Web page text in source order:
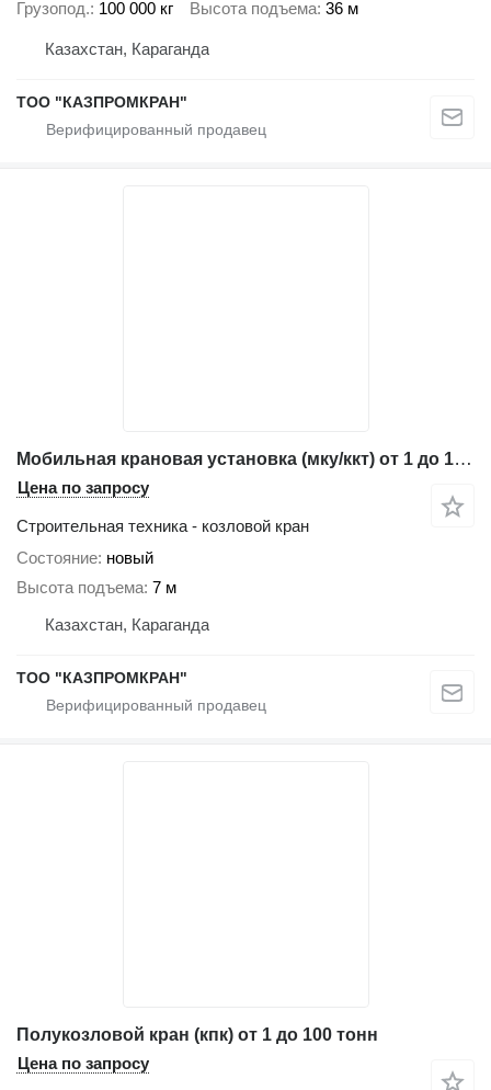
Грузопод. 100 000 кг Высота подъема 36 м
Казахстан, Караганда
ТОО "КАЗПРОМКРАН"
Мобильная крановая установка (мку/ккт) от 1 до 100 тонн
Цена по запросу
Строительная техника - козловой кран
Состояние новый
Высота подъема 7 м
Казахстан, Караганда
ТОО "КАЗПРОМКРАН"
Полукозловой кран (кпк) от 1 до 100 тонн
Цена по запросу